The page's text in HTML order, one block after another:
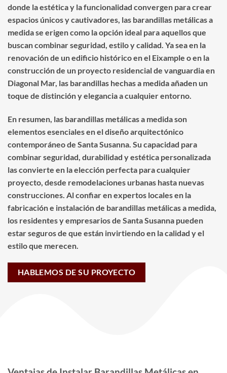
donde la estética y la funcionalidad convergen para crear
espacios únicos y cautivadores, las barandillas metálicas a
medida se erigen como la opción ideal para aquellos que
buscan combinar seguridad, estilo y calidad. Ya sea en la
renovación de un edificio histórico en el Eixample o en la
construcción de un proyecto residencial de vanguardia en
Diagonal Mar, las barandillas hechas a medida añaden un
toque de distinción y elegancia a cualquier entorno.
En resumen, las barandillas metálicas a medida son
elementos esenciales en el diseño arquitectónico
contemporáneo de Santa Susanna. Su capacidad para
combinar seguridad, durabilidad y estética personalizada
las convierte en la elección perfecta para cualquier
proyecto, desde remodelaciones urbanas hasta nuevas
construcciones. Al confiar en expertos locales en la
fabricación e instalación de barandillas metálicas a medida,
los residentes y empresarios de Santa Susanna pueden
estar seguros de que están invirtiendo en la calidad y el
estilo que merecen.
HABLEMOS DE SU PROYECTO